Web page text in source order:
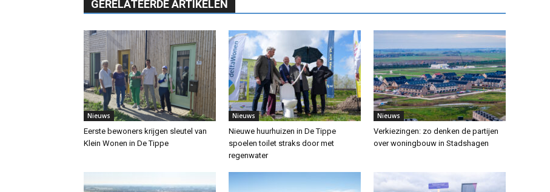
GERELATEERDE ARTIKELEN
Nieuws
Eerste bewoners krijgen sleutel van
Klein Wonen in De Tippe
Nieuws
Nieuwe huurhuizen in De Tippe
spoelen toilet straks door met
regenwater
Nieuws
Verkiezingen: zo denken de partijen
over woningbouw in Stadshagen